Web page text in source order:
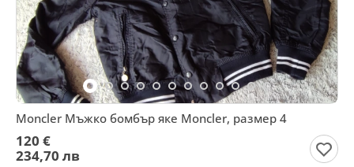
Moncler Мъжко бомбър яке Moncler, размер 4
120 €
234,70 лв